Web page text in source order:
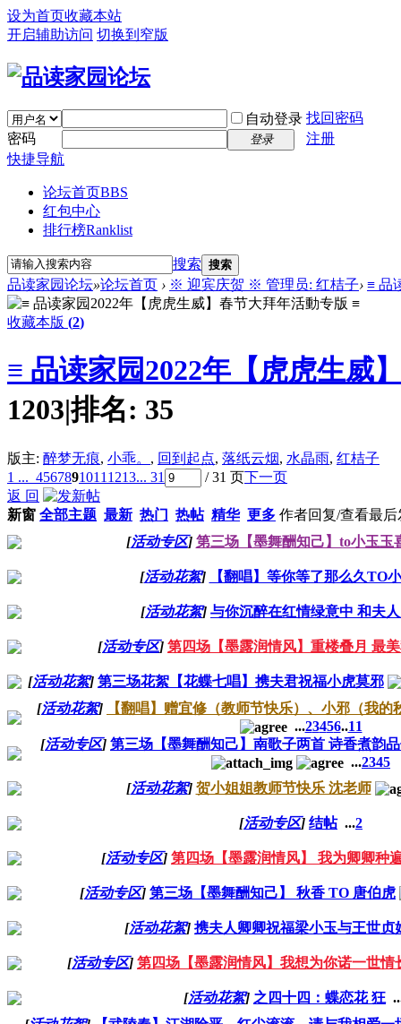
设为首页收藏本站
开启辅助访问 切换到窄版
自动登录 找回密码
密码
登录
注册
快捷导航
论坛首页BBS
红包中心
排行榜Ranklist
搜索 搜索
品读家园论坛»论坛首页 › ※ 迎宾庆贺 ※ 管理员: 红桔子› ≡ 品
收藏本版 (2)
≡ 品读家园2022年【虎虎生威
1203|排名: 35
版主: 醉梦无痕, 小乖。 , 回到起点, 落纸云烟, 水晶雨, 红桔子
1 ... 4567891011 1213... 31 / 31 页下一页
返 回
新窗 全部主题 最新 热门 热帖 精华 更多 作者回复/查看最后
[活动专区] 第三场【墨舞酬知己】to小玉玉
[活动花絮] 【翻唱】等你等了那么久TO
[活动花絮] 与你沉醉在红情绿意中 和夫
[活动专区] 第四场【墨露润情风】重楼叠月 最
[活动花絮] 第三场花絮【花蝶七唱】携夫君祝福小虎莫邪
[活动花絮]
【翻唱】赠宜修（教师节快乐）、小邪（我
...23456..11
[活动专区] 第三场【墨舞酬知己】南歌子两首 诗香煮韵
...2345
[活动花絮] 贺小姐姐教师节快乐 沈老师
[活动专区] 结帖 ...2
[活动专区] 第四场【墨露润情风】 我为卿卿种
[活动专区] 第三场【墨舞酬知己】 秋香 TO 唐伯虎
[活动花絮] 携夫人卿卿祝福梁小玉与王世贞
[活动专区] 第四场【墨露润情风】我想为你诺一世情
[活动花絮] 之四十四：蝶恋花 狂